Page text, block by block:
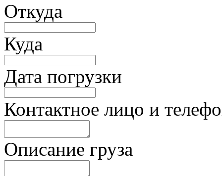
Откуда
Куда
Дата погрузки
Контактное лицо и
Описание груза